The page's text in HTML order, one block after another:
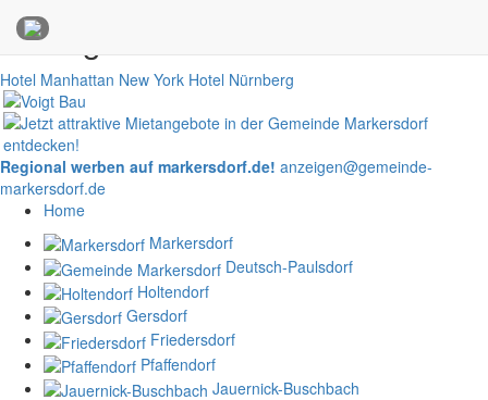
Anzeigen
Hotel Manhattan New York Hotel Nürnberg
Regional werben auf markersdorf.de! anzeigen@gemeinde-
markersdorf.de
Home
Markersdorf
Deutsch-Paulsdorf
Holtendorf
Gersdorf
Friedersdorf
Pfaffendorf
Jauernick-Buschbach